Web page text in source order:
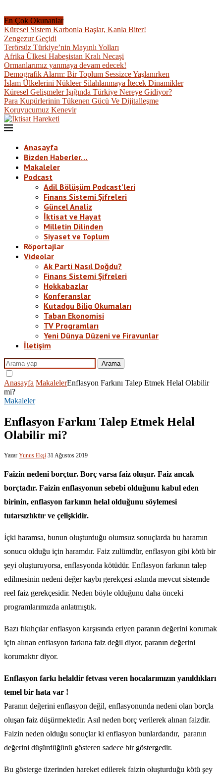
En Çok Okunanlar
Küresel Sistem Karbonla Başlar, Kanla Biter!
Zengezur Geçidi
Terörsüz Türkiye’nin Mayınlı Yolları
Afrika Ülkesi Habeşistan Kralı Necaşi
Ormanlarımız yanmaya devam edecek!
Demografik Alarm: Bir Toplum Sessizce Yaşlanırken
İslam Ülkelerini Nükleer Silahlanmaya İtecek Dinamikler
Küresel Gelişmeler Işığında Türkiye Nereye Gidiyor?
Para Kupürlerinin Tükenen Gücü Ve Dijitalleşme
Koruyucumuz Kenevir
Anasayfa
Bizden Haberler…
Makaleler
Podcast
Adil Bölüşüm Podcast’leri
Finans Sistemi Şifreleri
Güncel Analiz
İktisat ve Hayat
Milletin Dilinden
Siyaset ve Toplum
Röportajlar
Videolar
Ak Parti Nasıl Doğdu?
Finans Sistemi Şifreleri
Hokkabazlar
Konferanslar
Kutadgu Bilig Okumaları
Taban Ekonomisi
TV Programları
Yeni Dünya Düzeni ve Firavunlar
İletişim
Arama
Anasayfa MakalelerEnflasyon Farkını Talep Etmek Helal Olabilir
mi?
Makaleler
Enflasyon Farkını Talep Etmek Helal
Olabilir mi?
Yazar Yunus Ekşi 31 Ağustos 2019
Faizin nedeni borçtur. Borç varsa faiz oluşur. Faiz ancak
borçtadır. Faizin enflasyonun sebebi olduğunu kabul eden
birinin, enflasyon farkının helal olduğunu söylemesi
tutarsızlıktır ve çelişkidir.
İçki haramsa, bunun oluşturduğu olumsuz sonuçlarda bu haramın
sonucu olduğu için haramdır. Faiz zulümdür, enflasyon gibi kötü bir
şeyi oluşturuyorsa, enflasyonda kötüdür. Enflasyon farkının talep
edilmesinin nedeni değer kaybı gerekçesi aslında mevcut sistemde
reel faiz gerekçesidir. Neden böyle olduğunu daha önceki
programlarımızda anlatmıştık.
Bazı fıkıhçılar enflasyon karşısında eriyen paranın değerini korumak
için alınan enflasyon farkına faiz değil diyor, paranın değerini
korumaktır diyor.
Enflasyon farkı helaldir fetvası veren hocalarımızın yanıldıkları
temel bir hata var !
Paranın değerini enflasyon değil, enflasyonunda nedeni olan borçla
oluşan faiz düşürmektedir. Asıl neden borç verilerek alınan faizdir.
Faizin neden olduğu sonuçlar ki enflasyon bunlardandır, paranın
değerini düşürdüğünü gösteren sadece bir göstergedir.
Bu gösterge üzerinden hareket edilerek faizin oluşturduğu kötü şey